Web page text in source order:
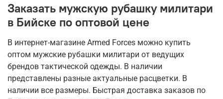
Заказать мужскую рубашку милитари
в Бийске по оптовой цене
В интернет-магазине Armed Forces можно купить
оптом мужские рубашки милитари от ведущих
брендов тактической одежды. В наличии
представлены разные актуальные расцветки. В
наличии все размеры. Быстрая доставка заказов по